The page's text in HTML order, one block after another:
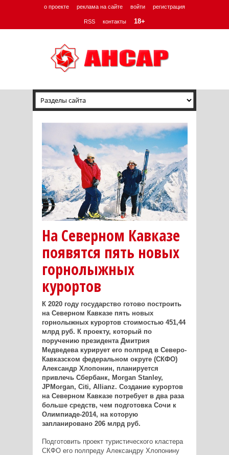
о проекте реклама на сайте войти регистрация
RSS контакты 18+
На Северном Кавказе
появятся пять новых
горнолыжных
курортов
К 2020 году государство готово построить
на Северном Кавказе пять новых
горнолыжных курортов стоимостью 451,44
млрд руб. К проекту, который по
поручению президента Дмитрия
Медведева курирует его полпред в Северо-
Кавказском федеральном округе (СКФО)
Александр Хлопонин, планируется
привлечь Сбербанк, Morgan Stanley,
JPMorgan, Citi, Allianz. Создание курортов
на Северном Кавказе потребует в два раза
больше средств, чем подготовка Сочи к
Олимпиаде-2014, на которую
запланировано 206 млрд руб.
Подготовить проект туристического кластера
СКФО его полпреду Александру Хлопонину